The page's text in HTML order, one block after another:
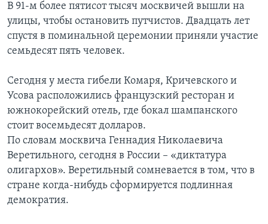
В 91-м более пятисот тысяч москвичей вышли на
улицы, чтобы остановить путчистов. Двадцать лет
спустя в поминальной церемонии приняли участие
семьдесят пять человек.
Сегодня у места гибели Комаря, Кричевского и
Усова расположились французский ресторан и
южнокорейский отель, где бокал шампанского
стоит восемьдесят долларов.
По словам москвича Геннадия Николаевича
Веретильного, сегодня в России – «диктатура
олигархов». Веретильный сомневается в том, что в
стране когда-нибудь сформируется подлинная
демократия.